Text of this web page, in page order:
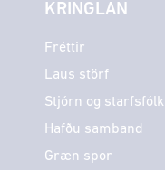
KRINGLAN
Fréttir
Laus störf
Stjórn og starfsfólk
Hafðu samband
Græn spor